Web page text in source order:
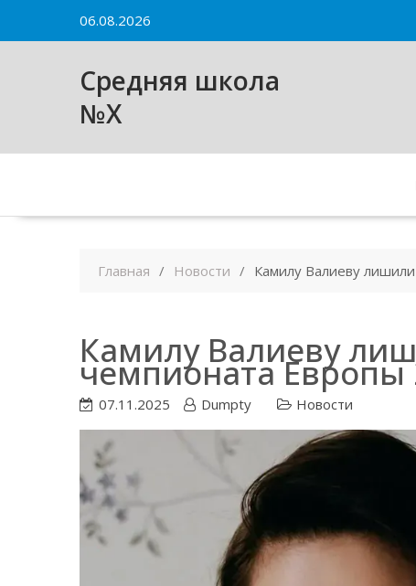
06.08.2026
Средняя школа
№X
Главная Новости Камилу Валиеву
Камилу Валиеву
чемпионата Европы
07.11.2025 Dumpty Новости